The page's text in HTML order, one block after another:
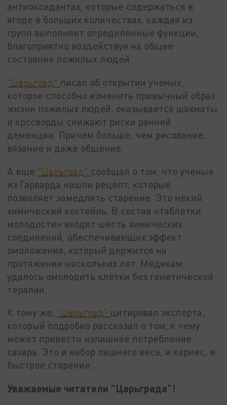
антиоксидантах, которые содержаться в
ягоде в больших количествах, каждая из
групп выполняет определённые функции,
благоприятно воздействуя на общее
состояние пожилых людей.
"Царьград" писал об открытии ученых,
которое способно изменить привычный образ
жизни пожилых людей. оказывается шахматы
и крссворды снижают риски ранней
деменции. Причем больше, чем рисование,
вязание и даже общение.
А еще "Царьград" сообщал о том, что ученые
из Гарварда нашли рецепт, которые
позволяет замедлить старение. Это некий
химический коктейль. В состав «таблетки
молодости» входят шесть химических
соединений, обеспечивающих эффект
омоложения, который держится на
протяжении нескольких лет. Медикам
удалось омолодить клетки без генетической
терапии.
К тому же, "Царьград" цитировал эксперта,
который подробно рассказал о том, к чему
может привести излишнее потребление
сахара. Это и набор лишнего веса, и кариес, и
быстрое старение.
Уважаемые читатели "Царьграда"!